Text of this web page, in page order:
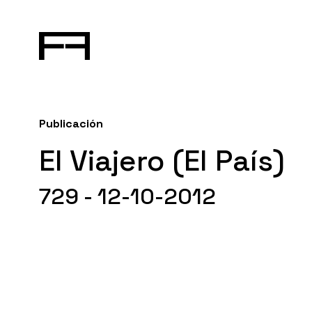
Publicación
El Viajero (El País)
729 - 12-10-2012